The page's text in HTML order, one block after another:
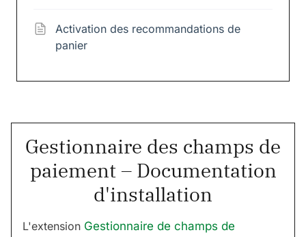
Activation des recommandations de
panier
Gestionnaire des champs de
paiement – Documentation
d'installation
L'extension Gestionnaire de champs de